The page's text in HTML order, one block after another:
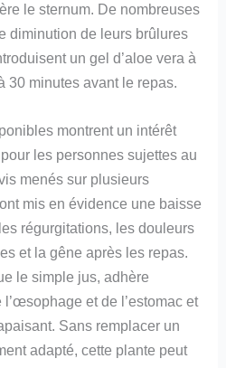
le sternum. De nombreuses
diminution de leurs brûlures
un gel d’aloe vera à
30 minutes avant le repas.
montrent un intérêt
les personnes sujettes au
menés sur plusieurs
mis en évidence une baisse
régurgitations, les douleurs
et la gêne après les repas.
le simple jus, adhère
et de l’estomac et
Sans remplacer un
adapté, cette plante peut